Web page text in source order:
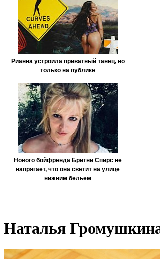
Рианна устроила приватный танец, но
только на публике
Нового бойфренда Бритни Спирс не
напрягает, что она светит на улице
нижним бельем
Наталья